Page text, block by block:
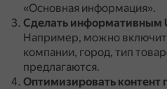
«Основная информация».
Сделать информативным
Например, можно
компании, город, тип
предлагаются.
Оптимизировать контент